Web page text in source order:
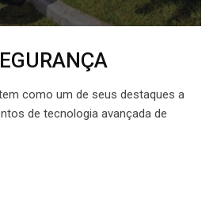
como um de seus destaques a
de tecnologia avançada de